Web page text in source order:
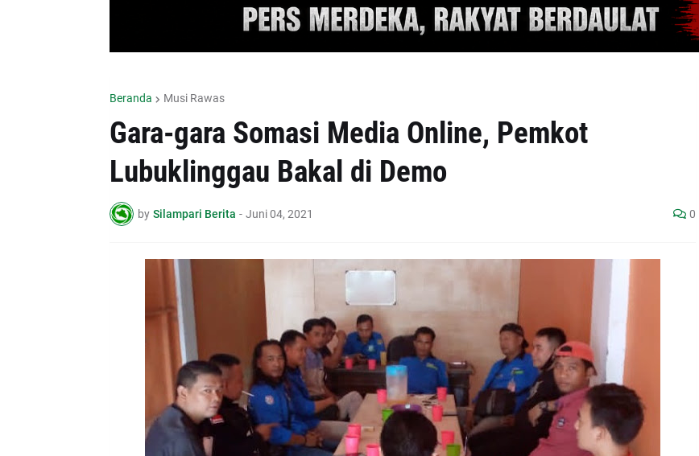
Beranda Musi Rawas
Gara-gara Somasi Media Online, Pemkot
Lubuklinggau Bakal di Demo
by Silampari Berita - Juni 04, 2021 0